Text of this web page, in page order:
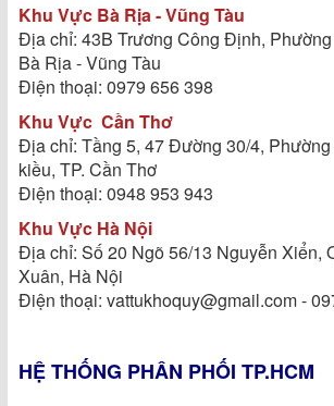
Khu Vực Bà Rịa - Vũng Tàu
Địa chỉ: 43B Trương Công Định, Phường
Bà Rịa - Vũng Tàu
Điện thoại: 0979 656 398
Khu Vực Cần Thơ
Địa chỉ: Tầng 5, 47 Đường 30/4, Phường
kiều, TP. Cần Thơ
Điện thoại: 0948 953 943
Khu Vực Hà Nội
Địa chỉ: Số 20 Ngõ 56/13 Nguyễn Xiển,
Xuân, Hà Nội
Điện thoại: vattukhoquy@gmail.com -
HỆ THỐNG PHÂN PHỐI TP.HCM